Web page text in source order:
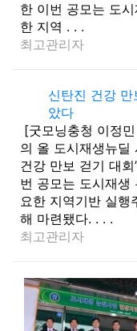
한 이번 공모는 도
한 지역 . . .
최고관리자
신탄진 건강
았다
[굿모닝충청 이정
의 올 도시재생뉴딜
건강 만보 걷기 대
번 공모는 도시재생
요한 지역기반 실행
해 마련됐다. . . .
최고관리자